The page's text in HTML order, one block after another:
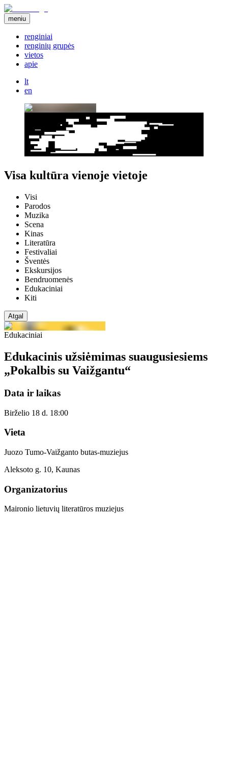
meniu
renginiai
renginių grupės
vietos
apie
lt
en
Visa kultūra vienoje vietoje
Visi
Parodos
Muzika
Scena
Kinas
Literatūra
Festivaliai
Šventės
Ekskursijos
Bendruomenės
Edukaciniai
Kiti
Atgal
Edukaciniai
Edukacinis užsiėmimas suaugusiesiems
„Pokalbis su Vaižgantu“
Data ir laikas
Birželio 18 d. 18:00
Vieta
Juozo Tumo-Vaižganto butas-muziejus
Aleksoto g. 10, Kaunas
Organizatorius
Maironio lietuvių literatūros muziejus